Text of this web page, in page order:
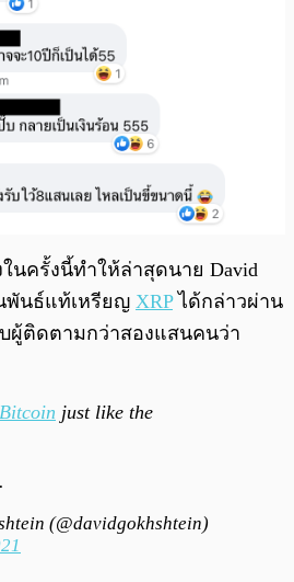
นครั้งนี้ทำให้ล่าสุดนาย David
พันธ์แท้เหรียญ XRPได้กล่าวผ่าน
ผู้ติดตามกว่าสองแสนคนว่า
just like the
(@davidgokhshtein)